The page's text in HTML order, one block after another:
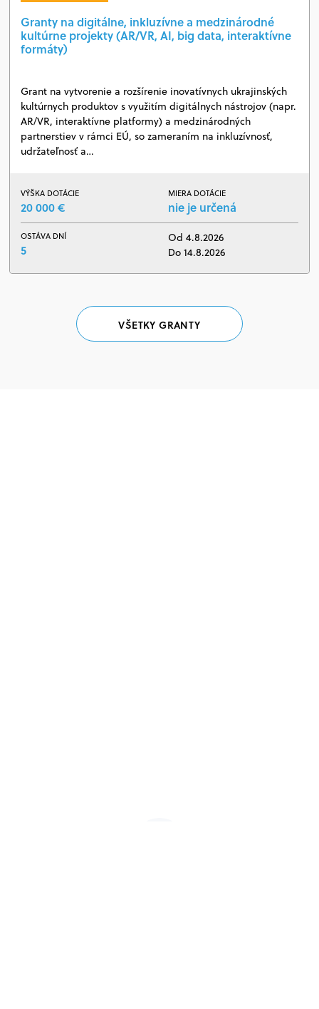
Granty na digitálne, inkluzívne a medzinárodné
kultúrne projekty (AR/VR, AI, big data, interaktívne
formáty)
Grant na vytvorenie a rozšírenie inovatívnych ukrajinských
kultúrnych produktov s využitím digitálnych nástrojov (napr.
AR/VR, interaktívne platformy) a medzinárodných
partnerstiev v rámci EÚ, so zameraním na inkluzívnosť,
udržateľnosť a…
VÝŠKA DOTÁCIE
20 000 €
MIERA DOTÁCIE
nie je určená
OSTÁVA DNÍ
5
Od 4.8.2026
Do 14.8.2026
VŠETKY GRANTY